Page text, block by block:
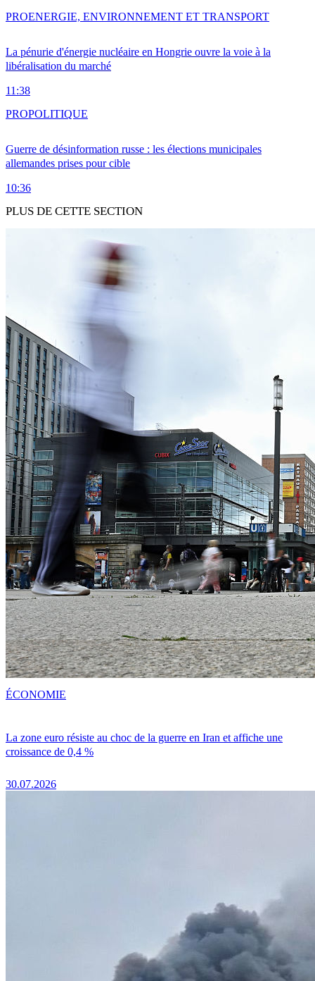
La pénurie d'énergie nucléaire en Hongrie ouvre la voie à la
libéralisation du marché
11:38
PROENERGIE, ENVIRONNEMENT ET TRANSPORT
Guerre de désinformation russe : les élections municipales
allemandes prises pour cible
10:36
PROPOLITIQUE
PLUS DE CETTE SECTION
La zone euro résiste au choc de la guerre en Iran et affiche une
croissance de 0,4 %
30.07.2026
ÉCONOMIE